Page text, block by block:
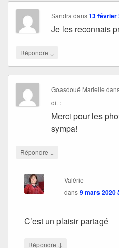
Sandra dans13 février
Je les reconnais
Répondre ↓
Goasdoué Marielle
dit :
Merci pour les
sympa!
Répondre ↓
Valérie
dans9 mars 2020
C’est un plaisir partagé
Répondre ↓